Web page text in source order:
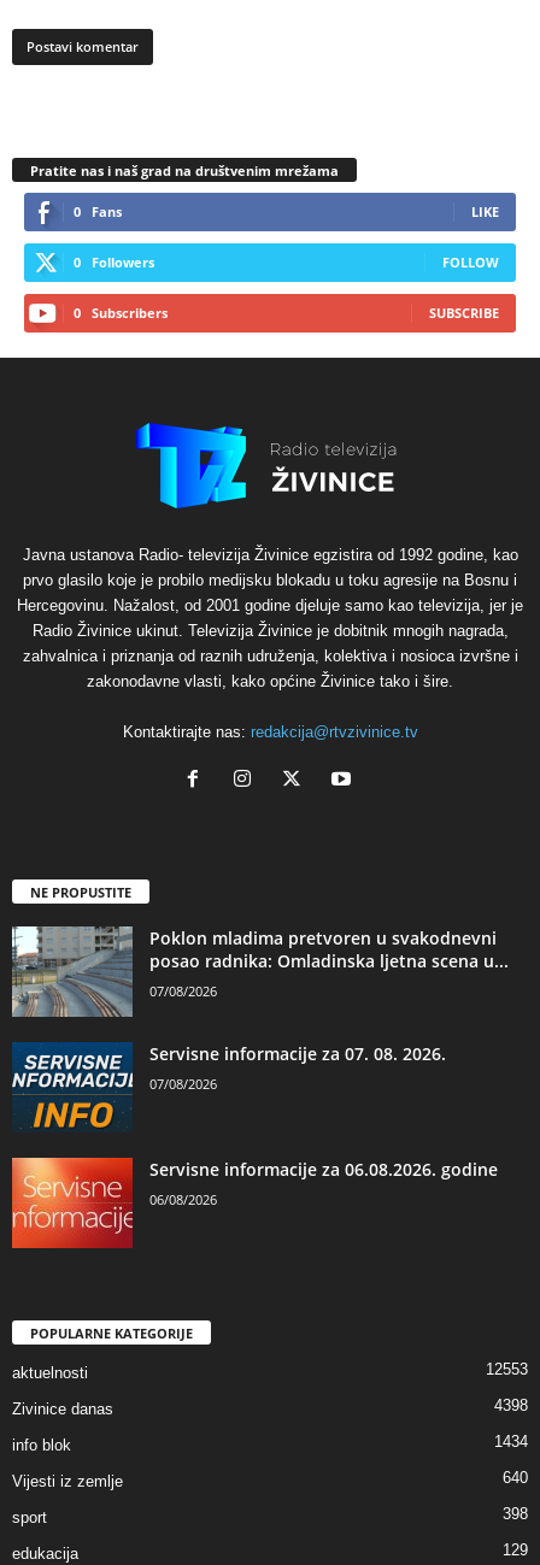
Pratite nas i naš grad na društvenim mrežama
0 Fans LIKE
0 Followers FOLLOW
0 Subscribers SUBSCRIBE
Javna ustanova Radio- televizija Živinice egzistira od 1992 godine, kao
prvo glasilo koje je probilo medijsku blokadu u toku agresije na Bosnu i
Hercegovinu. Nažalost, od 2001 godine djeluje samo kao televizija, jer je
Radio Živinice ukinut. Televizija Živinice je dobitnik mnogih nagrada,
zahvalnica i priznanja od raznih udruženja, kolektiva i nosioca izvršne i
zakonodavne vlasti, kako općine Živinice tako i šire.
Kontaktirajte nas: redakcija@rtvzivinice.tv
NE PROPUSTITE
Poklon mladima pretvoren u svakodnevni
posao radnika: Omladinska ljetna scena u...
07/08/2026
Servisne informacije za 07. 08. 2026.
07/08/2026
Servisne informacije za 06.08.2026. godine
06/08/2026
POPULARNE KATEGORIJE
aktuelnosti 12553
Zivinice danas 4398
info blok 1434
Vijesti iz zemlje 640
sport 398
edukacija 129